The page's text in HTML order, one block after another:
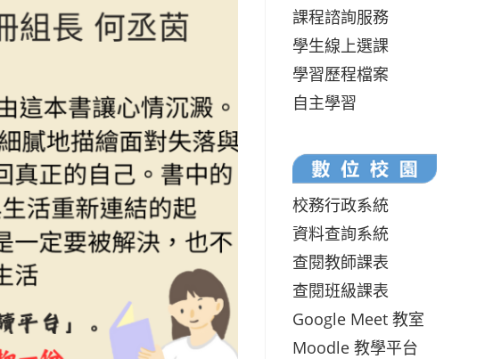
課程諮詢服務
學生線上選課
學習歷程檔案
自主學習
校務行政系統
資料查詢系統
查閱教師課表
查閱班級課表
Google Meet 教室
Moodle 教學平台